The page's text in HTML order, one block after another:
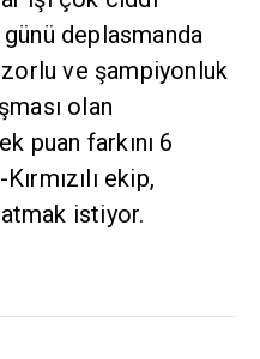
deplasmanda
ve şampiyonluk
olan
puan farkını 6
ekip,
istiyor.